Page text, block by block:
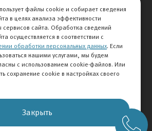
© 2026 АВТОМИР
Карта сайта
Контакты
+7 495 234-33-66
файлы cookie и собирает сведения
в целях анализа эффективности
сервисов сайта. Обработка сведений
осуществляется в соответствии с
обработки персональных данных. Если
нашими услугами, мы будем
с использованием cookie-файлов. Или
сохранение cookie в настройках своего
Закрыть